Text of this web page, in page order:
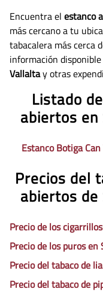
Encuentra el estanco
más cercano a tu
tabacalera más cerca
información
Vallaltay otras
Listado
abiertos
Estanco Botiga
Precios del
abiertos
Precio de los
Precio de los puros
Precio del tabaco de
Precio del tabaco de